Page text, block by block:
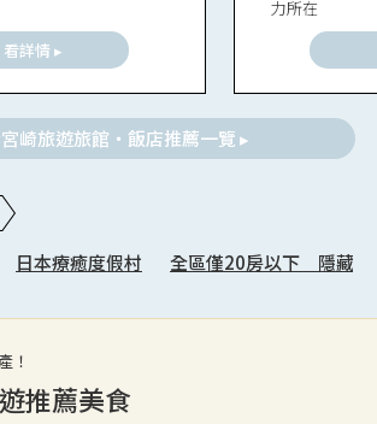
看詳情 ▸
力所在
崎旅遊旅館・飯店推薦一覽 ▸
日本療癒度假村 全區僅20房以下 隱藏秘
！
推薦美食